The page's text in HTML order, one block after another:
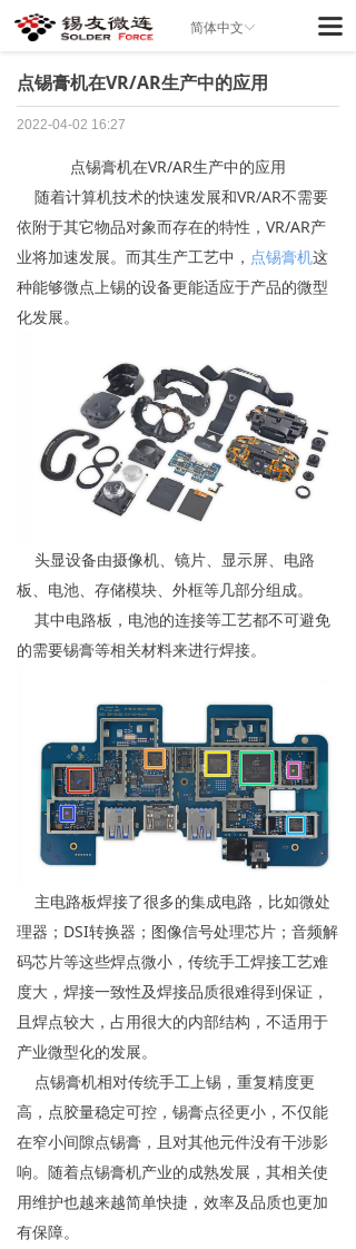
끀
ꀅ
简体中文
点锡膏机在VR/AR生产中的应用
点锡膏机在VR/AR生产中的应用
随着计算机技术的快速发展和VR/AR不需要
依附于其它物品对象而存在的特性，VR/AR产
业将加速发展。而其生产工艺中， 点锡膏机这
种能够微点上锡的设备更能适应于产品的微型
化发展。
头显设备由摄像机、镜片、显示屏、电路
板、电池、存储模块、外框等几部分组成。
其中电路板，电池的连接等工艺都不可避免
的需要锡膏等相关材料来进行焊接。
主电路板焊接了很多的集成电路，比如微处
理器；DSI转换器；图像信号处理芯片；音频解
码芯片等这些焊点微小，传统手工焊接工艺难
度大，焊接一致性及焊接品质很难得到保证，
且焊点较大，占用很大的内部结构，不适用于
产业微型化的发展。
点锡膏机相对传统手工上锡，重复精度更
高，点胶量稳定可控，锡膏点径更小，不仅能
在窄小间隙点锡膏，且对其他元件没有干涉影
响。随着点锡膏机产业的成熟发展，其相关使
用维护也越来越简单快捷，效率及品质也更加
有保障。
2022-04-02 16:27